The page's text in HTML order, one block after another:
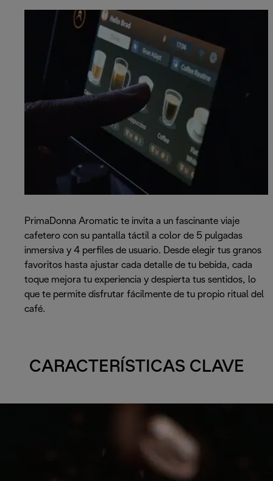
PrimaDonna Aromatic te invita a un fascinante viaje
cafetero con su pantalla táctil a color de 5 pulgadas
inmersiva y 4 perfiles de usuario. Desde elegir tus granos
favoritos hasta ajustar cada detalle de tu bebida, cada
toque mejora tu experiencia y despierta tus sentidos, lo
que te permite disfrutar fácilmente de tu propio ritual del
café.
CARACTERÍSTICAS CLAVE